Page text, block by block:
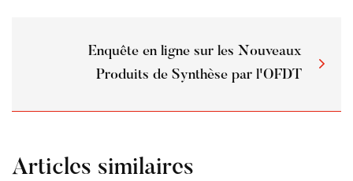
Enquête en ligne sur les Nouveaux
Produits de Synthèse par l'OFDT
Articles similaires